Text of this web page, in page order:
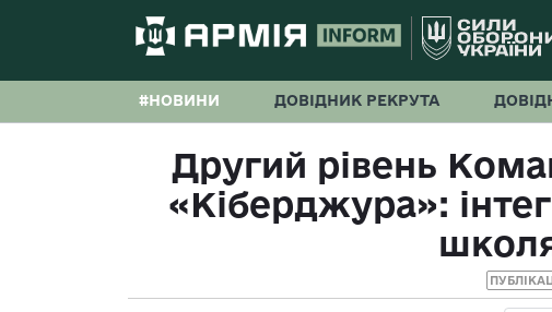
#НОВИНИ ДОВІДНИК РЕКРУТА
Другий рівень
«Кіберджура»: